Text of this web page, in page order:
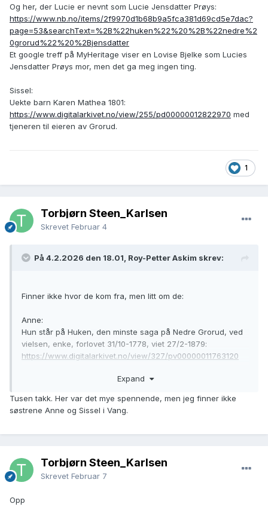
Og her, der Lucie er nevnt som Lucie Jensdatter Prøys:
https://www.nb.no/items/2f9970d1b68b9a5fca381d69cd5e7dac?
page=53&searchText=%2B%22huken%22%20%2B%22nedre%2
0grorud%22%20%2Bjensdatter
Et google treff på MyHeritage viser en Lovise Bjelke som Lucies
Jensdatter Prøys mor, men det ga meg ingen ting.
Sissel:
Uekte barn Karen Mathea 1801:
https://www.digitalarkivet.no/view/255/pd00000012822970 med
tjeneren til eieren av Grorud.
1
Torbjørn Steen_Karlsen
Skrevet Februar 4
På 4.2.2026 den 18.01, Roy-Petter Askim skrev:
Finner ikke hvor de kom fra, men litt om de:
Anne:
Hun står på Huken, den minste saga på Nedre Grorud, ved
vielsen, enke, forlovet 31/10-1778, viet 27/2-1879:
https://www.digitalarkivet.no/view/327/pv00000011763120
https://media.digitalarkivet.no/view/76084/1381 død er
Johannes Olsen begr. 1/3-1778 en sønn Ole 2,5 år. Selve
https://www.digitalarkivet.no/view/327/pv00000002113091
denne:https://media.digitalarkivet.no/view/9047/350
Expand
Tusen takk. Her var det mye spennende, men jeg finner ikke
søstrene Anne og Sissel i Vang.
Torbjørn Steen_Karlsen
Skrevet Februar 7
Opp